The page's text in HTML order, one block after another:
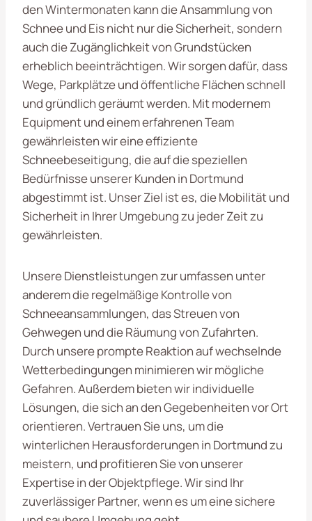
den Wintermonaten kann die Ansammlung von
Schnee und Eis nicht nur die Sicherheit, sondern
auch die Zugänglichkeit von Grundstücken
erheblich beeinträchtigen. Wir sorgen dafür, dass
Wege, Parkplätze und öffentliche Flächen schnell
und gründlich geräumt werden. Mit modernem
Equipment und einem erfahrenen Team
gewährleisten wir eine effiziente
Schneebeseitigung, die auf die speziellen
Bedürfnisse unserer Kunden in Dortmund
abgestimmt ist. Unser Ziel ist es, die Mobilität und
Sicherheit in Ihrer Umgebung zu jeder Zeit zu
gewährleisten.
Unsere Dienstleistungen zurumfassen unter
anderem die regelmäßige Kontrolle von
Schneeansammlungen, das Streuen von
Gehwegen und die Räumung von Zufahrten.
Durch unsere prompte Reaktion auf wechselnde
Wetterbedingungen minimieren wir mögliche
Gefahren. Außerdem bieten wir individuelle
Lösungen, die sich an den Gegebenheiten vor Ort
orientieren. Vertrauen Sie uns, um die
winterlichen Herausforderungen in Dortmund zu
meistern, und profitieren Sie von unserer
Expertise in der Objektpflege. Wir sind Ihr
zuverlässiger Partner, wenn es um eine sichere